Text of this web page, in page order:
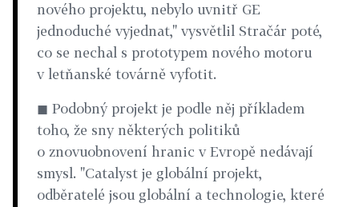
nového projektu, nebylo uvnitř GE
jednoduché vyjednat," vysvětlil Stračár poté,
co se nechal s prototypem nového motoru
v letňanské továrně vyfotit.
◼ Podobný projekt je podle něj příkladem
toho, že sny některých politiků
o znovuobnovení hranic v Evropě nedávají
smysl. "Catalyst je globální projekt,
odběratelé jsou globální a technologie, které